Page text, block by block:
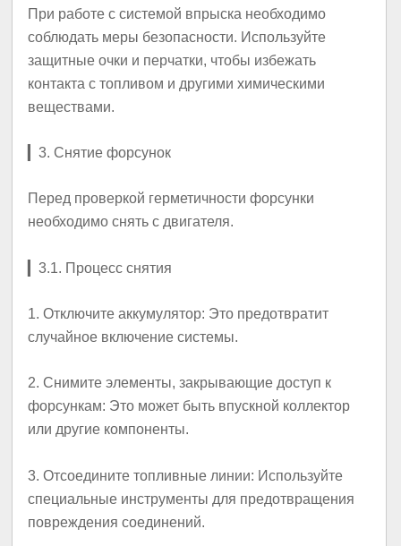
При работе с системой впрыска необходимо
соблюдать меры безопасности. Используйте
защитные очки и перчатки, чтобы избежать
контакта с топливом и другими химическими
веществами.
▎3. Снятие форсунок
Перед проверкой герметичности форсунки
необходимо снять с двигателя.
▎3.1. Процесс снятия
1.Отключите аккумулятор: Это предотвратит
случайное включение системы.
2.Снимите элементы, закрывающие доступ к
форсункам: Это может быть впускной коллектор
или другие компоненты.
3.Отсоедините топливные линии: Используйте
специальные инструменты для предотвращения
повреждения соединений.